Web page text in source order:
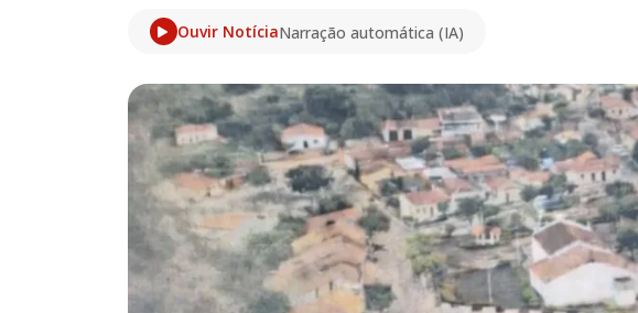
Ouvir NotíciaNarração automática (IA)